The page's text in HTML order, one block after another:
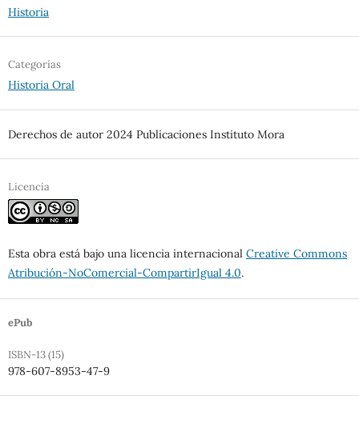
Historia
Categorías
Historia Oral
Derechos de autor 2024 Publicaciones Instituto Mora
Licencia
Esta obra está bajo una licencia internacional Creative Commons
Atribución-NoComercial-CompartirIgual 4.0.
ePub
ISBN-13 (15)
978-607-8953-47-9